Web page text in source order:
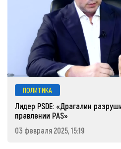
ПОЛИТИКА
Лидер PSDE: «Драгалин
правлении PAS»
03 февраля 2025, 15:19